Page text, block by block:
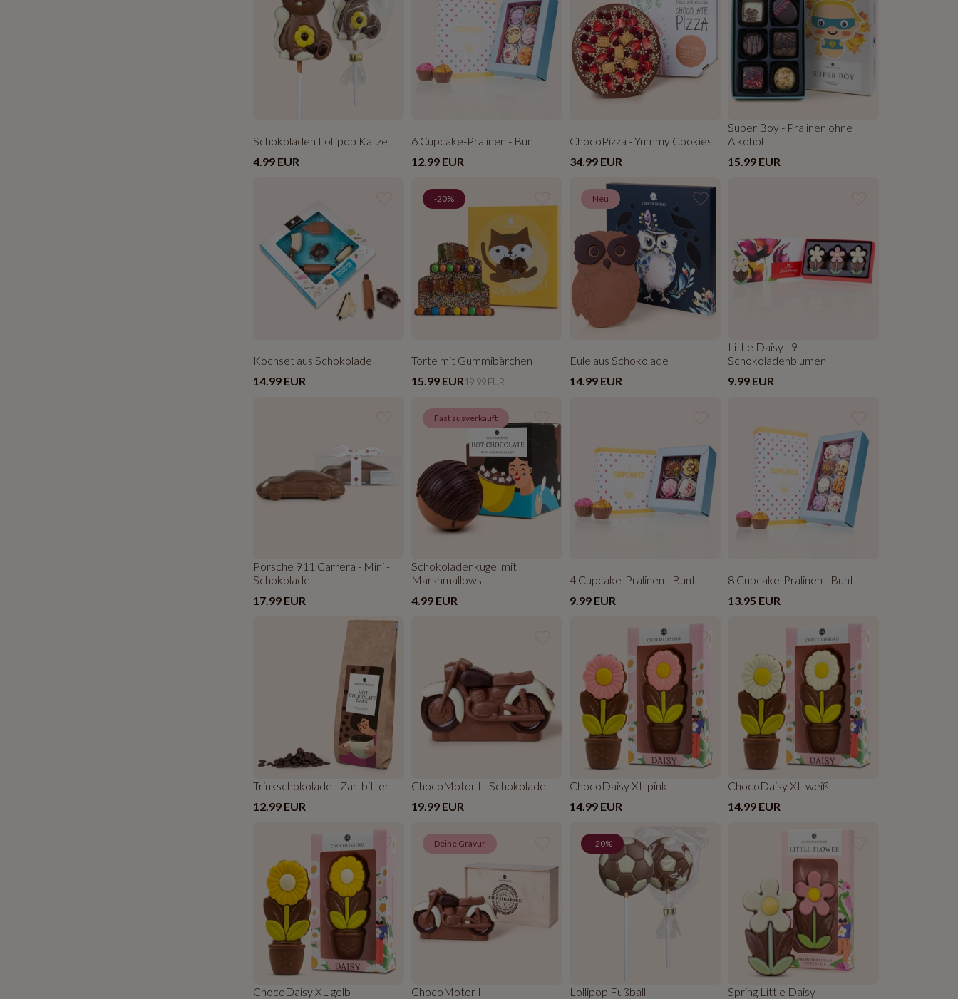
Schokoladen Lollipop Katze
4.99 EUR
6 Cupcake-Pralinen - Bunt
12.99 EUR
ChocoPizza - Yummy Cookies
34.99 EUR
Super Boy - Pralinen ohne
Alkohol
15.99 EUR
Kochset aus Schokolade
14.99 EUR
-20%
Torte mit Gummibärchen
15.99 EUR19.99 EUR
Neu
Eule aus Schokolade
14.99 EUR
Little Daisy - 9
Schokoladenblumen
9.99 EUR
Porsche 911 Carrera - Mini -
Schokolade
17.99 EUR
Fast ausverkauft
Schokoladenkugel mit
Marshmallows
4.99 EUR
4 Cupcake-Pralinen - Bunt
9.99 EUR
8 Cupcake-Pralinen - Bunt
13.95 EUR
Trinkschokolade - Zartbitter
12.99 EUR
ChocoMotor I - Schokolade
19.99 EUR
ChocoDaisy XL pink
14.99 EUR
ChocoDaisy XL weiß
14.99 EUR
ChocoDaisy XL gelb
Deine Gravur
ChocoMotor II
-20%
Lollipop Fußball
Spring Little Daisy